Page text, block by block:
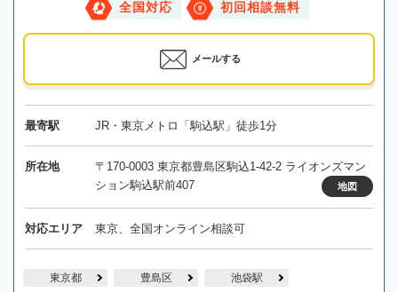
全国対応 初回相談無料
メールする
最寄駅 JR・東京メトロ「駒込駅」徒歩1分
所在地
〒170-0003 東京都豊島区駒込1-42-2 ライオンズマン
ション駒込駅前407
地図
対応エリア 東京、全国オンライン相談可
東京都 豊島区 池袋駅